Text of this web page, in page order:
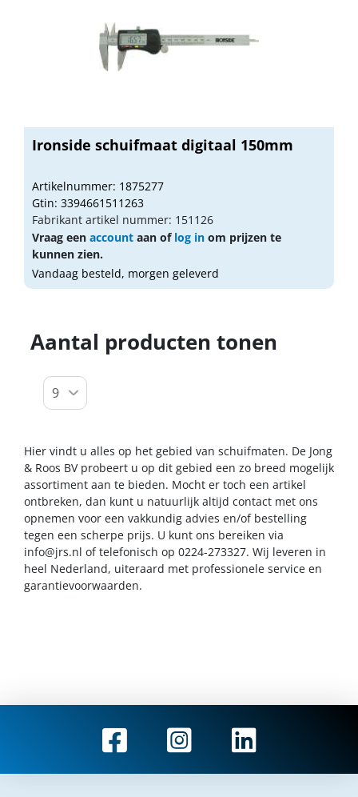
Ironside schuifmaat digitaal 150mm
Artikelnummer: 1875277
Gtin: 3394661511263
Fabrikant artikel nummer: 151126
Vraag een account aan of log in om prijzen te
kunnen zien.
Vandaag besteld, morgen geleverd
Aantal producten tonen
Hier vindt u alles op het gebied van schuifmaten. De Jong
& Roos BV probeert u op dit gebied een zo breed mogelijk
assortiment aan te bieden. Mocht er toch een artikel
ontbreken, dan kunt u natuurlijk altijd contact met ons
opnemen voor een vakkundig advies en/of bestelling
tegen een scherpe prijs. U kunt ons bereiken via
info@jrs.nl of telefonisch op 0224-273327. Wij leveren in
heel Nederland, uiteraard met professionele service en
garantievoorwaarden.